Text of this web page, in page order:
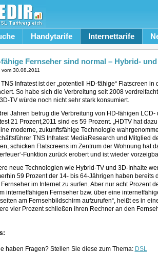
Handytarife Internettarife
fähige Fernseher sind normal – Hybrid-
vom 30.08.2011
TNS Infratest ist der „potentiell HD-fähige“ Flatscreen
So habe sich die Verbreitung seit 2008
TV würde noch nicht sehr stark konsumiert.
Jahren betrug die Verbreitung von HD-fähigen
21 Prozent,2011 sind es 59 Prozent. „HDTV hat
moderne, zukunftsfähige Technologie
TNS Infratest MediaResearch und Mitglied
schicken Flatscreens im Zentrum der Wohnung hat
Funktion zurück erobert und ist wieder
neue Technologien wie Hybrid-TV und 3D-Inhalte
59 Prozent der 14- bis 64-Jährigen haben bereits
im Internet zu surfen. Aber nur acht Prozent
internetfähigen Fernseher bzw. über eine
am Fernsehbildschirm aufzurufen“, heißt es in
vier Prozent schließen ihren Rechner an den
haben Fragen? Stellen Sie diese zum Thema: DSL